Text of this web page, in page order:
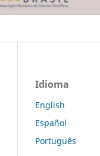
Idioma
English
Español
Português